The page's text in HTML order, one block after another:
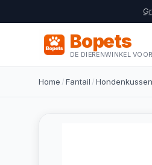
Bopets
DE DIERENWINKEL
Home /Fantail /